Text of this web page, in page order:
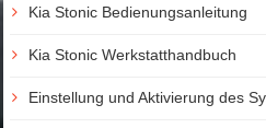
Kia Stonic Bedienungsanleitung
Kia Stonic Werkstatthandbuch
Einstellung und Aktivierung des